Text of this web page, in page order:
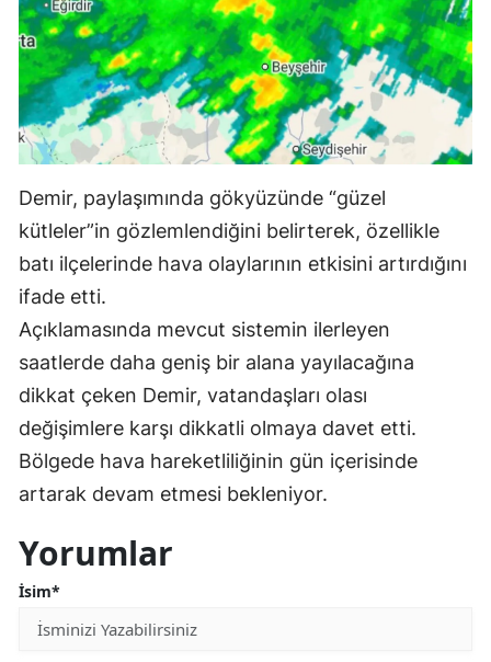
Kayseri
Kırklareli
Kırşehir
Kocaeli
Konya
Kütahya
Manisa
Kahramanmaraş
Mardin
Muğla
Demir, paylaşımında gökyüzünde “güzel
kütleler”in gözlemlendiğini belirterek, özellikle
batı ilçelerinde hava olaylarının etkisini artırdığını
ifade etti.
Açıklamasında mevcut sistemin ilerleyen
saatlerde daha geniş bir alana yayılacağına
dikkat çeken Demir, vatandaşları olası
değişimlere karşı dikkatli olmaya davet etti.
Bölgede hava hareketliliğinin gün içerisinde
artarak devam etmesi bekleniyor.
Yorumlar
İsim*